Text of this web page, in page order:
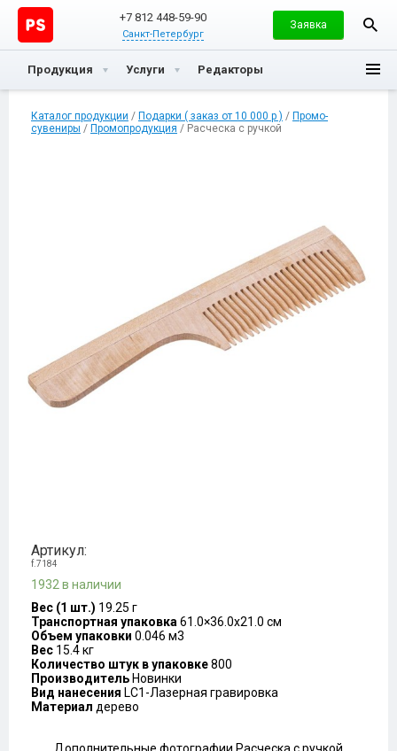
+7 812 448-59-90
Санкт-Петербург
Заявка
Продукция Услуги Редакторы
Каталог продукции / Подарки ( заказ от 10 000 р ) / Промо-
сувениры / Промопродукция / Расческа с ручкой
Артикул:
f.7184
1932 в наличии
Вес (1 шт.) 19.25 г
Транспортная упаковка 61.0×36.0x21.0 см
Объем упаковки 0.046 м3
Вес 15.4 кг
Количество штук в упаковке800
Производитель Новинки
Вид нанесения LC1-Лазерная гравировка
Материал дерево